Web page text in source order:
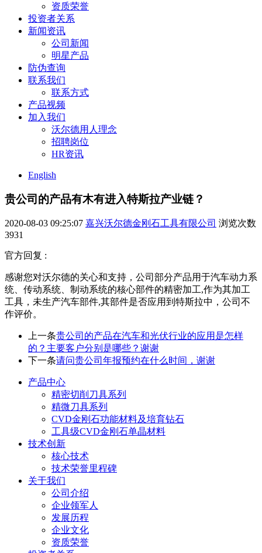
资质荣誉
投资者关系
新闻资讯
公司新闻
明星产品
防伪查询
联系我们
联系方式
产品视频
加入我们
沃尔德用人理念
招聘岗位
HR资讯
English
贵公司的产品有木有进入特斯拉产业链？
2020-08-03 09:25:07 嘉兴沃尔德金刚石工具有限公司 浏览次数
3931
官方回复 :
感谢您对沃尔德的关心和支持，公司部分产品用于汽车动力系
统、传动系统、制动系统的核心部件的精密加工,作为其加工
工具，未生产汽车部件,其部件是否应用到特斯拉中，公司不
作评价。
上一条贵公司的产品在汽车和光伏行业的应用是怎样
的？主要客户分别是哪些？谢谢
下一条请问贵公司年报预约在什么时间，谢谢
产品中心
精密切削刀具系列
精微刀具系列
CVD金刚石功能材料及培育钻石
工具级CVD金刚石单晶材料
技术创新
核心技术
技术荣誉里程碑
关于我们
公司介绍
企业领军人
发展历程
企业文化
资质荣誉